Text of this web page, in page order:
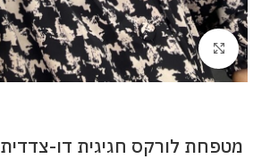
Click to enlarge
מטפחת לורקס חגיגית דו-צדדית